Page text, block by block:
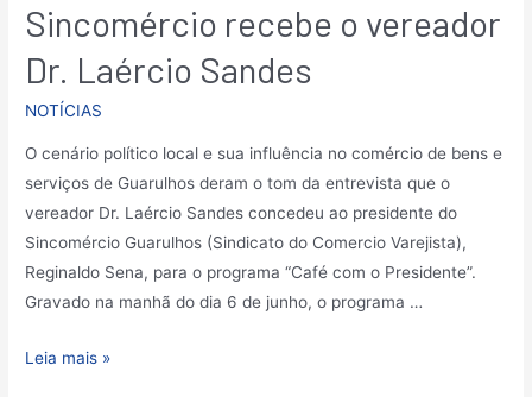
Sincomércio recebe o vereador
Dr. Laércio Sandes
NOTÍCIAS
O cenário político local e sua influência no comércio de bens e
serviços de Guarulhos deram o tom da entrevista que o
vereador Dr. Laércio Sandes concedeu ao presidente do
Sincomércio Guarulhos (Sindicato do Comercio Varejista),
Reginaldo Sena, para o programa “Café com o Presidente”.
Gravado na manhã do dia 6 de junho, o programa …
Leia mais »